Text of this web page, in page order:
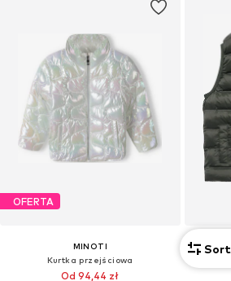
OFERTA
MINOTI
Kurtka przejściowa
Od 94,44 zł